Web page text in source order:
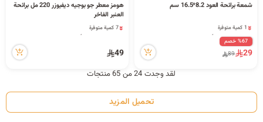
شمعة برائحة العود 8.2*16.5 سم
8 مشاهدة مؤخراً
1 كمية متوفرة
8 مشاهدة مؤخراً
%67 خصم
29
89
هومز معطر جو بوجيه ديفيوزر 220 مل برائحة
العنبر الفاخر
13 مشاهدة مؤخراً
13 مشاهدة مؤخراً49
لقد وجدت 24 من 65 منتجات
تحميل المزيد